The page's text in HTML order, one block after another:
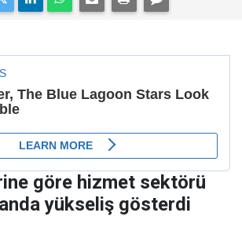
göre hizmet sektörü
yükseliş gösterdi